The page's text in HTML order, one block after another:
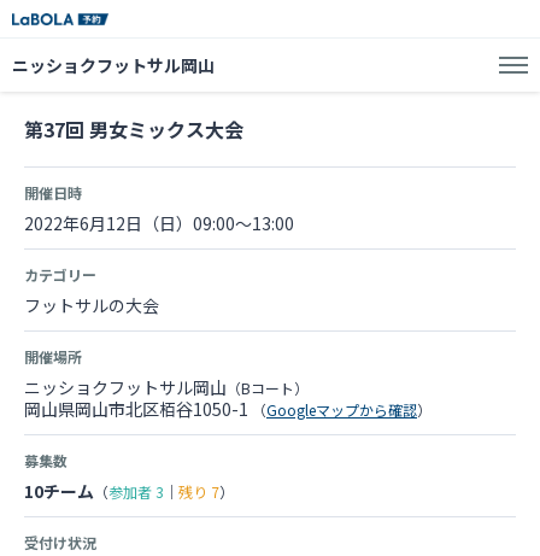
ニッショクフットサル岡山
第37回 男女ミックス大会
開催日時
2022年6月12日（日）09:00～13:00
カテゴリー
フットサルの大会
開催場所
ニッショクフットサル岡山 （Bコート）
岡山県岡山市北区栢谷1050-1 （Googleマップから確認）
募集数
10チーム （参加者3 ｜ 残り 7）
受付け状況